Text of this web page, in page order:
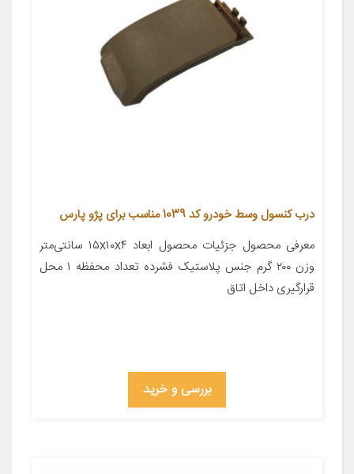
درب کنسول وسط خودرو کد 1039 مناسب برای پژو پارس
معرفی محصول جزئیات محصول ابعاد ۱۵x۱۰x۴ سانتی‌متر
وزن ۲۰۰ گرم جنس پلاستیک فشرده تعداد محفظه ۱ محل
قرارگیری داخل اتاق
بررسی و خرید